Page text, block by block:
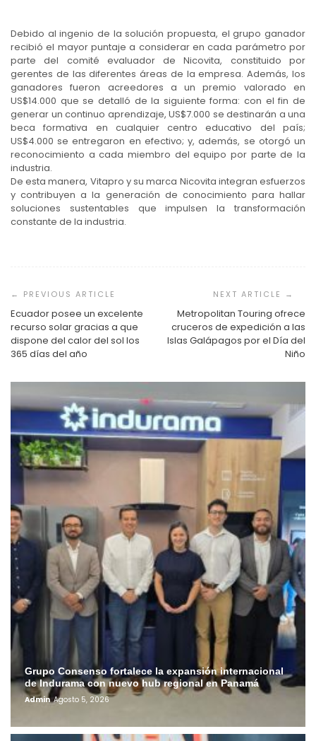
Debido al ingenio de la solución propuesta, el grupo ganador
recibió el mayor puntaje a considerar en cada parámetro por
parte del comité evaluador de Nicovita, constituido por
gerentes de las diferentes áreas de la empresa. Además, los
ganadores fueron acreedores a un premio valorado en
US$14.000 que se detalló de la siguiente forma: con el fin de
generar un continuo aprendizaje, US$7.000 se destinarán a una
beca formativa en cualquier centro educativo del país;
US$4.000 se entregaron en efectivo; y, además, se otorgó un
reconocimiento a cada miembro del equipo por parte de la
industria.
De esta manera, Vitapro y su marca Nicovita integran esfuerzos
y contribuyen a la generación de conocimiento para hallar
soluciones sustentables que impulsen la transformación
constante de la industria.
de
entradas
Ecuador posee un excelente
recurso solar gracias a que
dispone del calor del sol los
365 días del año
Metropolitan Touring ofrece
cruceros de expedición a las
Islas Galápagos por el Día del
Niño
Grupo Consenso fortalece la expansión internacional
de Indurama con nuevo hub regional en Panamá
Admin Agosto 5, 2026